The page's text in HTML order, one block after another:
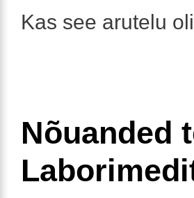
Kas see arutelu
Nõuanded